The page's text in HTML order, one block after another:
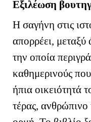
Εξιλέωση
H σαγήνη στις
απορρέει,
την οποία
καθημερινούς
ήπια οικειότητά
τέρας,